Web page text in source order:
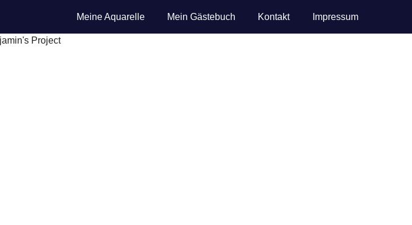
Meine Aquarelle Mein Gästebuch Kontakt Impressum